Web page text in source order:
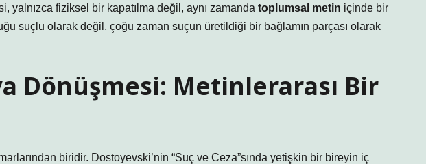
yalnızca fiziksel bir kapatılma değil, aynı zamanda toplumsal metin içinde bir
suçlu olarak değil, çoğu zaman suçun üretildiği bir bağlamın parçası olarak
Dönüşmesi: Metinlerarası Bir
biridir. Dostoyevski’nin “Suç ve Ceza”sında yetişkin bir bireyin iç